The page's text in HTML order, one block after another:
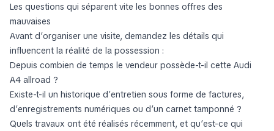
Les questions qui séparent vite les bonnes offres des
mauvaises
Avant d’organiser une visite, demandez les détails qui
influencent la réalité de la possession :
Depuis combien de temps le vendeur possède-t-il cette Audi
A4 allroad ?
Existe-t-il un historique d’entretien sous forme de factures,
d’enregistrements numériques ou d’un carnet tamponné ?
Quels travaux ont été réalisés récemment, et qu’est-ce qui